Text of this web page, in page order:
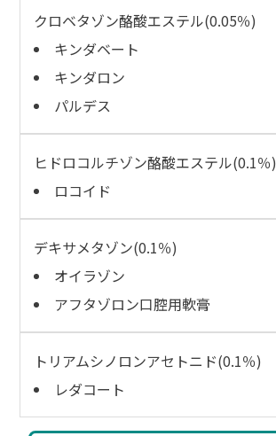
クロベタゾン酪酸エステル(0.05％)
キンダベート
キンダロン
パルデス
ヒドロコルチゾン酪酸エステル(0.1％)
ロコイド
デキサメタゾン(0.1％)
オイラゾン
アフタゾロン口腔用軟膏
トリアムシノロンアセトニド(0.1％)
レダコート